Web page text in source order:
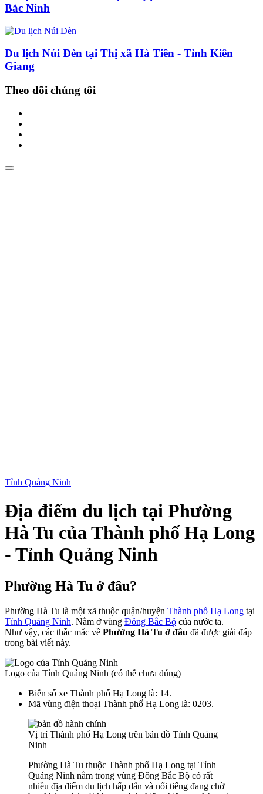
Bắc Ninh
Du lịch Núi Đèn tại Thị xã Hà Tiên - Tỉnh Kiên
Giang
Theo dõi chúng tôi
Tỉnh Quảng Ninh
Địa điểm du lịch tại Phường
Hà Tu của Thành phố Hạ Long
- Tỉnh Quảng Ninh
Phường Hà Tu ở đâu?
Phường Hà Tu là một xã thuộc quận/huyện Thành phố Hạ Long tại
Tỉnh Quảng Ninh. Nằm ở vùng Đông Bắc Bộ của nước ta.
Như vậy, các thắc mắc về Phường Hà Tu ở đâu đã được giải đáp
trong bài viết này.
Logo của Tỉnh Quảng Ninh (có thể chưa đúng)
Biển số xe Thành phố Hạ Long là: 14.
Mã vùng điện thoại Thành phố Hạ Long là: 0203.
Vị trí Thành phố Hạ Long trên bản đồ Tỉnh Quảng
Ninh
Phường Hà Tu thuộc Thành phố Hạ Long tại Tỉnh
Quảng Ninh nằm trong vùng Đông Bắc Bộ có rất
nhiều địa điểm du lịch hấp dẫn và nổi tiếng đang chờ